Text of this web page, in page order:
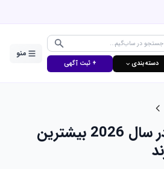
دسته‌بندی ⌵ + ثبت آگهی
منو
بازی‌هایی که در سال 2026 بیشترین